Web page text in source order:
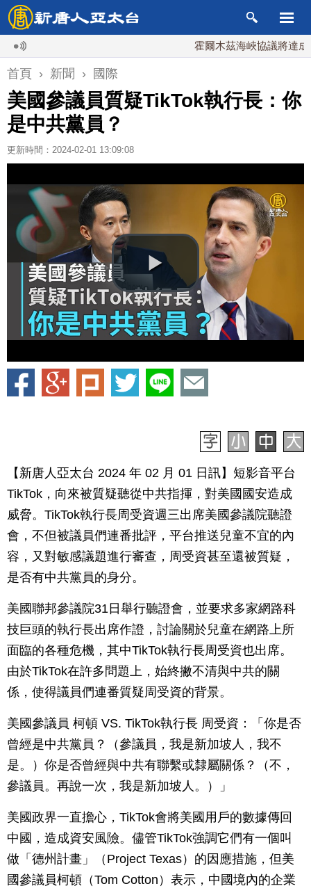
霍爾木茲海峽協議將達成？伊
首頁 › 新聞 › 國際
美國參議員質疑TikTok執行長：你
是中共黨員？
更新時間：2024-02-01 13:09:08
【新唐人亞太台 2024 年 02 月 01 日訊】短影音平台
TikTok，向來被質疑聽從中共指揮，對美國國安造成
威脅。TikTok執行長周受資週三出席美國參議院聽證
會，不但被議員們連番批評，平台推送兒童不宜的內
容，又對敏感議題進行審查，周受資甚至還被質疑，
是否有中共黨員的身分。
美國聯邦參議院31日舉行聽證會，並要求多家網路科
技巨頭的執行長出席作證，討論關於兒童在網路上所
面臨的各種危機，其中TikTok執行長周受資也出席。
由於TikTok在許多問題上，始終撇不清與中共的關
係，使得議員們連番質疑周受資的背景。
美國參議員 柯頓 VS. TikTok執行長 周受資：「你是否
曾經是中共黨員？（參議員，我是新加坡人，我不
是。）你是否曾經與中共有聯繫或隸屬關係？（不，
參議員。再說一次，我是新加坡人。）」
美國政界一直擔心，TikTok會將美國用戶的數據傳回
中國，造成資安風險。儘管TikTok強調它們有一個叫
做「德州計畫」（Project Texas）的因應措施，但美
國參議員柯頓（Tom Cotton）表示，中國境內的企業